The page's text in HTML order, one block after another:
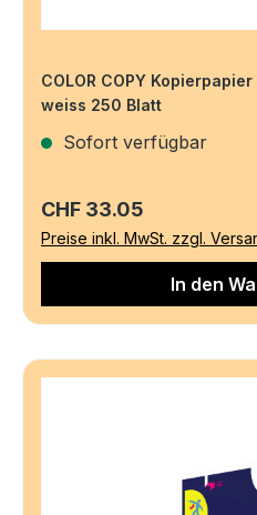
COLOR COPY
weiss 250 Blatt
Sofort verfügbar
Regulärer Preis:
CHF 33.05
Preise inkl. MwSt. zzgl.
In den